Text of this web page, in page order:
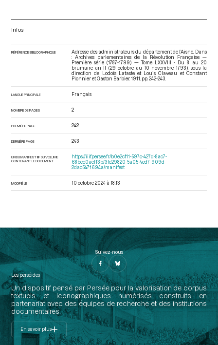
Infos
RÉFÉRENCE BIBLIOGRAPHIQUE
Adresse des administrateurs du département de l’Aisne. Dans
: Archives parlementaires de la Révolution Française —
Première série (1787-1799) — Tome LXXVIII - Du 8 au 20
brumaire an II (29 octobre au 10 novembre 1793) , sous la
direction de Lodoïs Lataste et Louis Claveau et Constant
Pionnier et Gaston Barbier. 1911. pp. 242-243.
LANGUE PRINCIPALE Français
NOMBRE DE PAGES 2
PREMIÈRE PAGE 242
DERNIÈRE PAGE 243
URI DU MANIFEST IIIF DU VOLUME
CONTENANT LE DOCUMENT
https://iiif.persee.fr/b0e2cf11-597c-427d-8ac7-
68bcc0acf13b/3fc29820-5a05-4ed7-909d-
2dac5471694a/manifest
MODIFIÉ LE 10 octobre 2024 à 18:13
Suivez-nous
Les perséides
Un dispositif pensé par Persée pour la valorisation de corpus
textuels et iconographiques numérisés construits en
partenariat avec des équipes de recherche et des institutions
documentaires.
En savoir plus